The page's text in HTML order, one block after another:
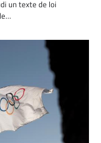
un texte de loi